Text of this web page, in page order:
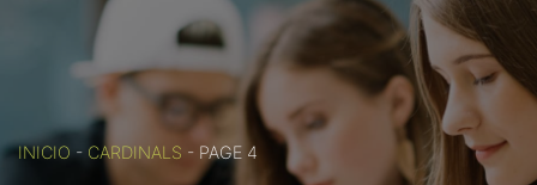
INICIO - CARDINALS - PAGE 4